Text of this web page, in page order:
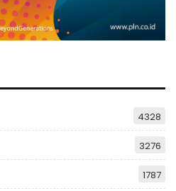
4328
3276
1787